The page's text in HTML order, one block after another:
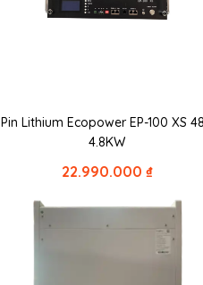
Pin Lithium Ecopower EP-100 XS
4.8KW
22.990.000 ₫